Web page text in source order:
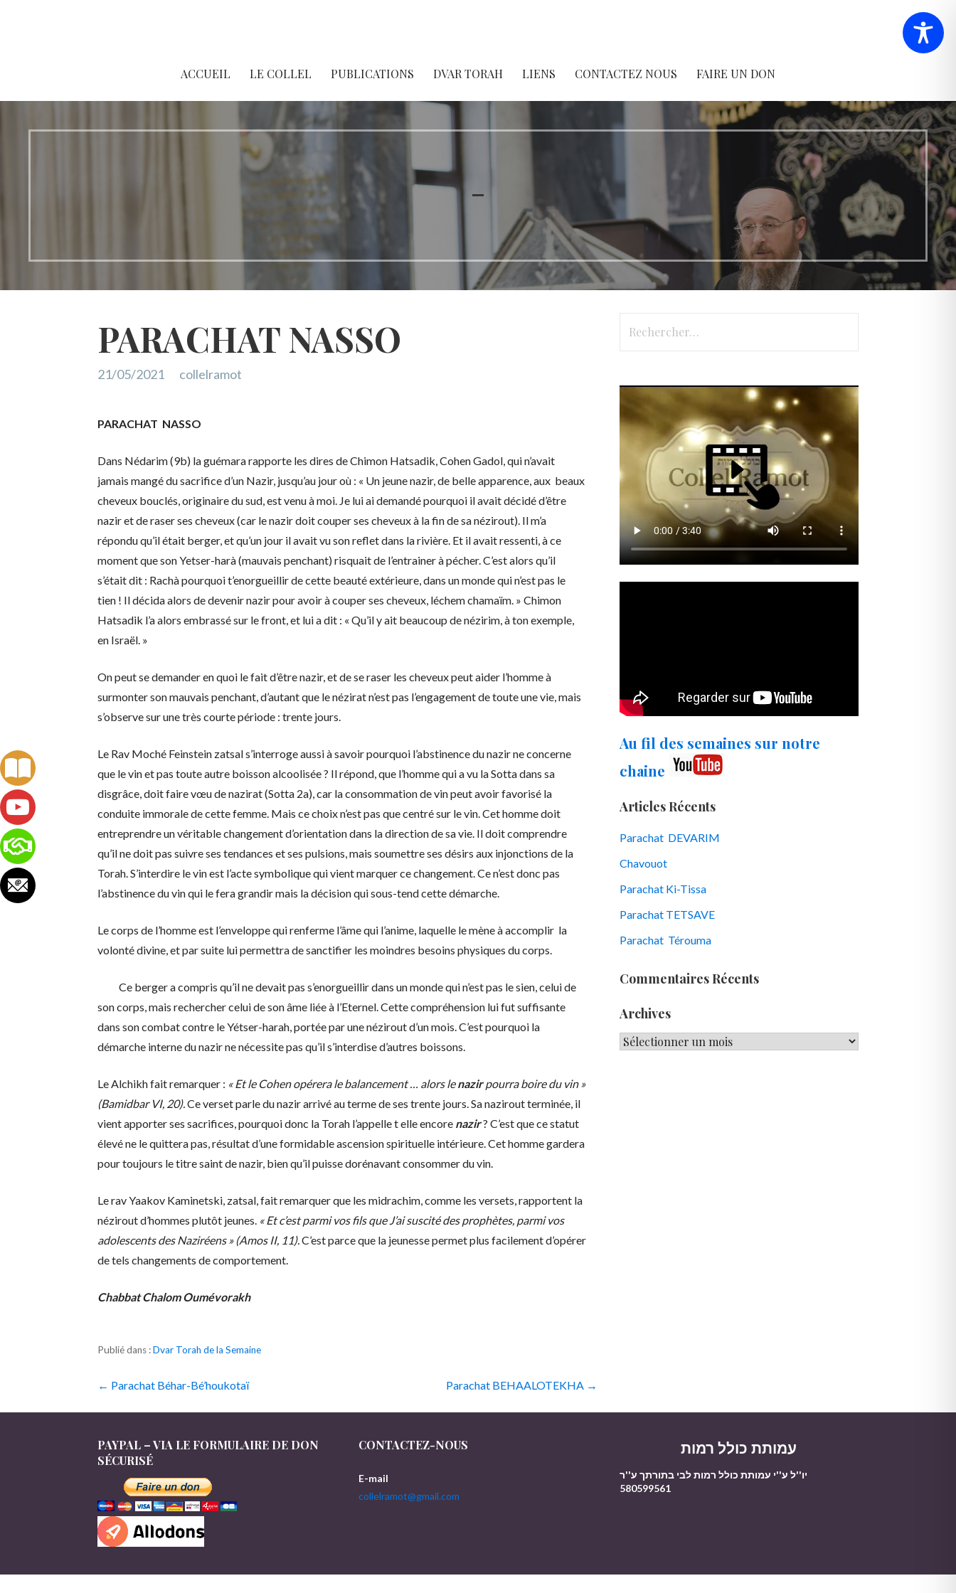
ACCUEIL LE COLLEL PUBLICATIONS DVAR TORAH LIENS CONTACTEZ NOUS FAIRE UN DON
–
PARACHAT NASSO
21/05/2021 collelramot
PARACHAT NASSO
Dans Nédarim (9b) la guémara rapporte les dires de Chimon Hatsadik, Cohen Gadol, qui n’avait
jamais mangé du sacrifice d’un Nazir, jusqu’au jour où : « Un jeune nazir, de belle apparence, aux beaux
cheveux bouclés, originaire du sud, est venu à moi. Je lui ai demandé pourquoi il avait décidé d’être
nazir et de raser ses cheveux (car le nazir doit couper ses cheveux à la fin de sa nézirout). Il m’a
répondu qu’il était berger, et qu’un jour il avait vu son reflet dans la rivière. Et il avait ressenti, à ce
moment que son Yetser-harà (mauvais penchant) risquait de l’entrainer à pécher. C’est alors qu’il
s’était dit : Rachà pourquoi t’enorgueillir de cette beauté extérieure, dans un monde qui n’est pas le
tien ! Il décida alors de devenir nazir pour avoir à couper ses cheveux, léchem chamaïm. » Chimon
Hatsadik l’a alors embrassé sur le front, et lui a dit : « Qu’il y ait beaucoup de nézirim, à ton exemple,
en Israël. »
On peut se demander en quoi le fait d’être nazir, et de se raser les cheveux peut aider l’homme à
surmonter son mauvais penchant, d’autant que le nézirat n’est pas l’engagement de toute une vie, mais
s’observe sur une très courte période : trente jours.
Le Rav Moché Feinstein zatsal s’interroge aussi à savoir pourquoi l’abstinence du nazir ne concerne
que le vin et pas toute autre boisson alcoolisée ? Il répond, que l’homme qui a vu la Sotta dans sa
disgrâce, doit faire vœu de nazirat (Sotta 2a), car la consommation de vin peut avoir favorisé la
conduite immorale de cette femme. Mais ce choix n’est pas que centré sur le vin. Cet homme doit
entreprendre un véritable changement d’orientation dans la direction de sa vie. Il doit comprendre
qu’il ne doit pas suivre ses tendances et ses pulsions, mais soumettre ses désirs aux injonctions de la
Torah. S’interdire le vin est l’acte symbolique qui vient marquer ce changement. Ce n’est donc pas
l’abstinence du vin qui le fera grandir mais la décision qui sous-tend cette démarche.
Le corps de l’homme est l’enveloppe qui renferme l’âme qui l’anime, laquelle le mène à accomplir la
volonté divine, et par suite lui permettra de sanctifier les moindres besoins physiques du corps.
Ce berger a compris qu’il ne devait pas s’enorgueillir dans un monde qui n’est pas le sien, celui de
son corps, mais rechercher celui de son âme liée à l’Eternel. Cette compréhension lui fut suffisante
dans son combat contre le Yétser-harah, portée par une nézirout d’un mois. C’est pourquoi la
démarche interne du nazir ne nécessite pas qu’il s’interdise d’autres boissons.
Le Alchikh fait remarquer : « Et le Cohen opérera le balancement … alors lenazirpourra boire du vin »
(Bamidbar VI, 20).Ce verset parle du nazir arrivé au terme de ses trente jours. Sa nazirout terminée, il
vient apporter ses sacrifices, pourquoi donc la Torah l’appelle t elle encore nazir? C’est que ce statut
élevé ne le quittera pas, résultat d’une formidable ascension spirituelle intérieure. Cet homme gardera
pour toujours le titre saint de nazir, bien qu’il puisse dorénavant consommer du vin.
Le rav Yaakov Kaminetski, zatsal, fait remarquer que les midrachim, comme les versets, rapportent la
nézirout d’hommes plutôt jeunes. « Et c’est parmi vos fils que J’ai suscité des prophètes, parmi vos
adolescents des Naziréens » (Amos II, 11).C’est parce que la jeunesse permet plus facilement d’opérer
de tels changements de comportement.
Chabbat Chalom Oumévorakh
Publié dans :Dvar Torah de la Semaine
Navigation
de
l’article
← Parachat Béhar-Bé’houkotaï Parachat BEHAALOTEKHA →
Au fil des semaines sur notre
chaine
Articles Récents
Parachat DEVARIM
Chavouot
Parachat Ki-Tissa
Parachat TETSAVE
Parachat Térouma
Commentaires Récents
Archives
Archives
PAYPAL – VIA LE FORMULAIRE DE DON
SÉCURISÉ
CONTACTEZ-NOUS
E-mail
collelramot@gmail.com
עמותת כולל רמות
יו''ל ע''י עמותת כולל רמות לבי בתורתך ע''ר
580599561